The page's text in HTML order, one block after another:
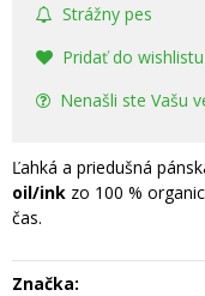
Strážny pes
Pridať do wishlistu
Nenašli ste Vašu
Ľahká a priedušná
oil/ink zo 100 %
čas.
Značka: